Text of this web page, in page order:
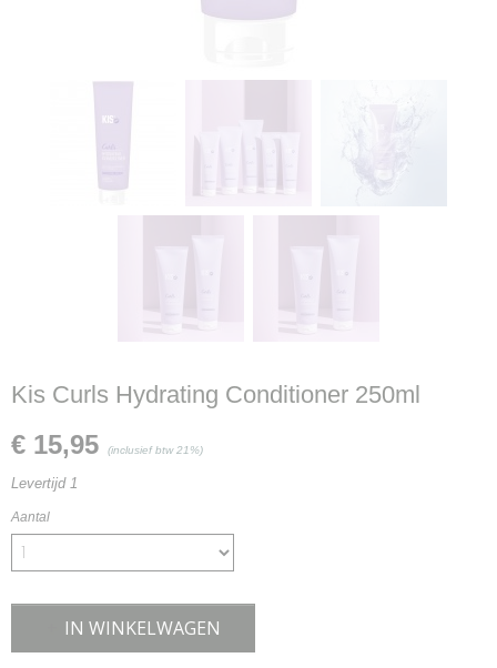
Kis Curls Hydrating Conditioner 250ml
€ 15,95 (inclusief btw 21%)
Levertijd 1
Aantal
IN WINKELWAGEN